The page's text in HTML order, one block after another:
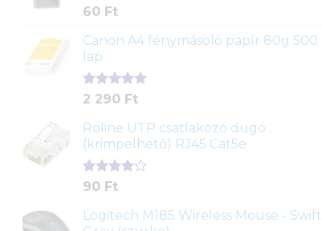
Értékelés
ből,
1
értékelés
alapján
60 Ft
Canon A4 fénymásoló papír 80g 500
lap
Értékelés
ből,
2
értékelés
alapján
2 290 Ft
Roline UTP csatlakozó dugó
(krimpelhető) RJ45 Cat5e
Értékelés
5-ből,
2
értékelés
90 Ft
Logitech M185 Wireless Mouse - Swift